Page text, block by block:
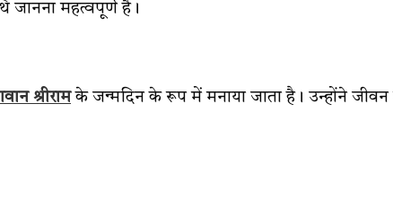
जानना महत्वपूर्ण है।
श्रीरामके जन्मदिन के रूप में मनाया जाता है। उन्होंने जीवन